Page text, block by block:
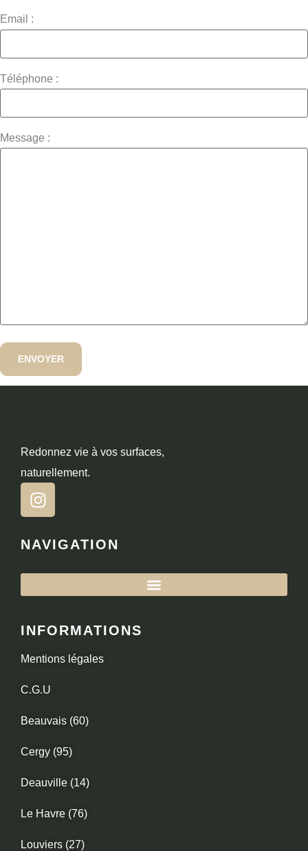
Email :
Téléphone :
Message :
Redonnez vie à vos surfaces,
naturellement.
NAVIGATION
INFORMATIONS
Mentions légales
C.G.U
Beauvais (60)
Cergy (95)
Deauville (14)
Le Havre (76)
Louviers (27)